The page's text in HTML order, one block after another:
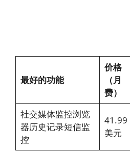
最好的功能
价格
（月
费）
社交媒体监控浏览
器历史记录短信监
控
41.99
美元